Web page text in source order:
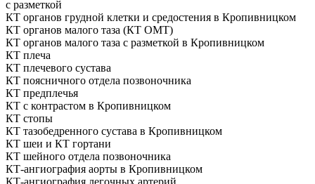
с разметкой
КТ органов грудной клетки и средостения в Кропивницком
КТ органов малого таза (КТ ОМТ)
КТ органов малого таза с разметкой в Кропивницком
КТ плеча
КТ плечевого сустава
КТ поясничного отдела позвоночника
КТ предплечья
КТ с контрастом в Кропивницком
КТ стопы
КТ тазобедренного сустава в Кропивницком
КТ шеи и КТ гортани
КТ шейного отдела позвоночника
КТ-ангиография аорты в Кропивницком
КТ-ангиография легочных артерий